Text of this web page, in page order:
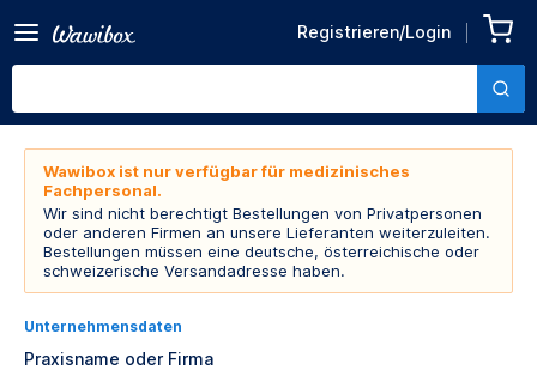
Registrieren/Login
Wawibox ist nur verfügbar für medizinisches
Fachpersonal.
Wir sind nicht berechtigt Bestellungen von Privatpersonen
oder anderen Firmen an unsere Lieferanten weiterzuleiten.
Bestellungen müssen eine deutsche, österreichische oder
schweizerische Versandadresse haben.
Unternehmensdaten
Praxisname oder Firma